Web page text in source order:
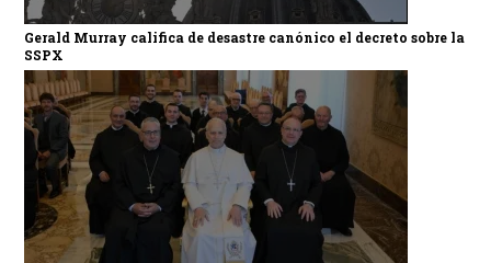
Gerald Murray califica de desastre canónico el decreto sobre la
SSPX